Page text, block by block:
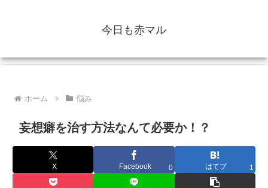
今日も赤マル
ホーム 悩み
妄想癖を治す方法なんて必要か！？
X Facebook 0 はてブ 1